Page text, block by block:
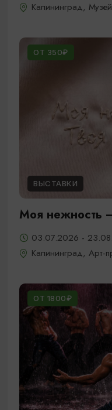
Калининград,
ОТ 350₽
ВЫСТАВКИ
Моя нежность
03.07.2026 -
Калининград, Арт-
ОТ 1800₽